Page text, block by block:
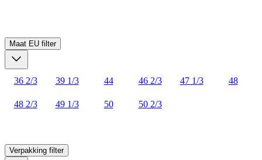
Maat EU filter
36 2/3 39 1/3 44 46 2/3 47 1/3 48
48 2/3 49 1/3 50 50 2/3
Verpakking filter